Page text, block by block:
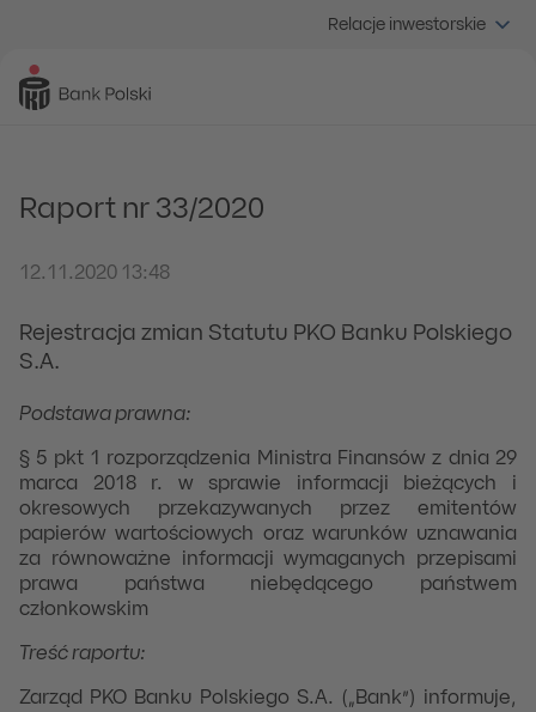
Relacje inwestorskie
Raport nr 33/2020
12.11.2020 13:48
Rejestracja zmian Statutu PKO Banku Polskiego
S.A.
Podstawa prawna:
§ 5 pkt 1 rozporządzenia Ministra Finansów z dnia 29
marca 2018 r. w sprawie informacji bieżących i
okresowych przekazywanych przez emitentów
papierów wartościowych oraz warunków uznawania
za równoważne informacji wymaganych przepisami
prawa państwa niebędącego państwem
członkowskim
Treść raportu:
Zarząd PKO Banku Polskiego S.A. („Bank”) informuje,